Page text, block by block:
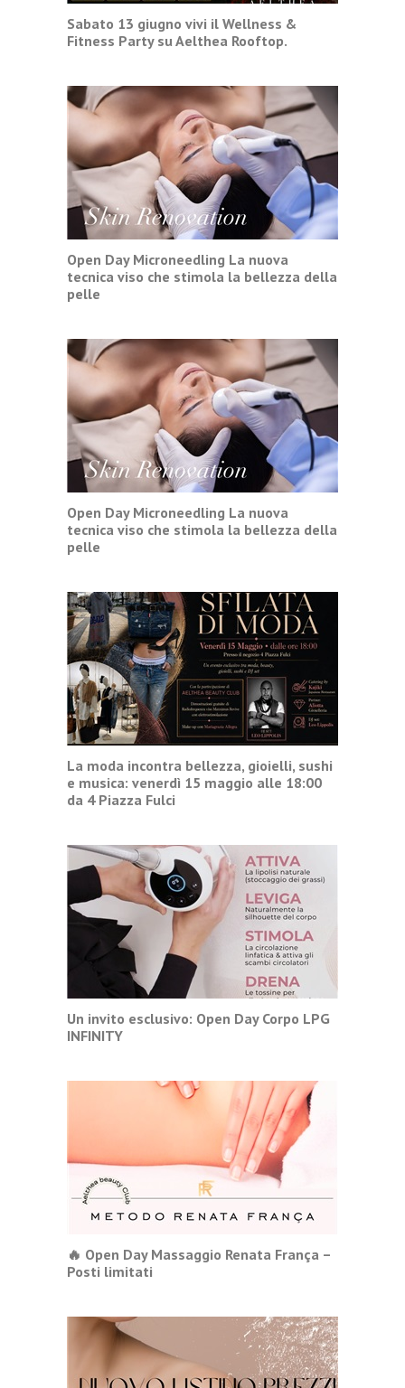
Sabato 13 giugno vivi il Wellness &
Fitness Party su Aelthea Rooftop.
Open Day Microneedling La nuova
tecnica viso che stimola la bellezza della
pelle
Open Day Microneedling La nuova
tecnica viso che stimola la bellezza della
pelle
La moda incontra bellezza, gioielli, sushi
e musica: venerdì 15 maggio alle 18:00
da 4 Piazza Fulci
Un invito esclusivo: Open Day Corpo LPG
INFINITY
🔥 Open Day Massaggio Renata França –
Posti limitati